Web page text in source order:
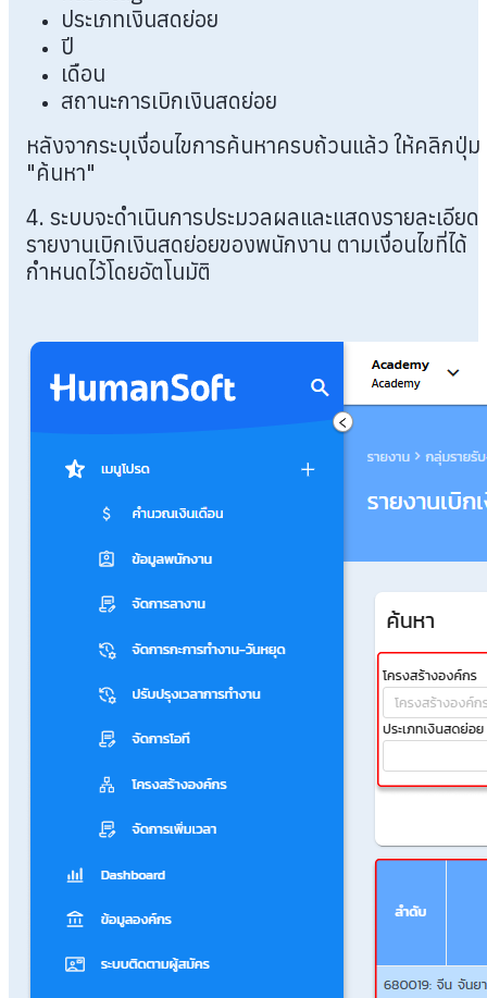
ประเภทเงินสดย่อย
ปี
เดือน
สถานะการเบิกเงินสดย่อย
หลังจากระบุเงื่อนไขการค้นหาครบถ้วนแล้ว ให้คลิกปุ่ม
"ค้นหา"
4. ระบบจะดำเนินการประมวลผลและแสดงรายละเอียด
รายงานเบิกเงินสดย่อยของพนักงาน ตามเงื่อนไขที่ได้
กำหนดไว้โดยอัตโนมัติ